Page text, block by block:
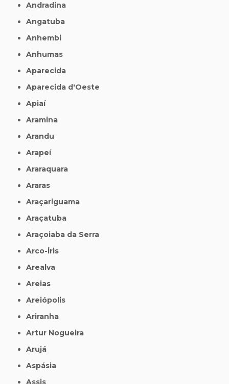
Andradina
Angatuba
Anhembi
Anhumas
Aparecida
Aparecida d'Oeste
Apiaí
Aramina
Arandu
Arapeí
Araraquara
Araras
Araçariguama
Araçatuba
Araçoiaba da Serra
Arco-Íris
Arealva
Areias
Areiópolis
Ariranha
Artur Nogueira
Arujá
Aspásia
Assis